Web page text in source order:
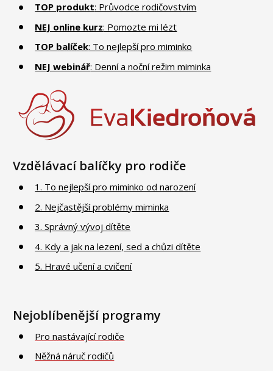
TOP produkt: Průvodce rodičovstvím
NEJ online kurz: Pomozte mi lézt
TOP balíček: To nejlepší pro miminko
NEJ webinář: Denní a noční režim miminka
Vzdělávací balíčky pro rodiče
1. To nejlepší pro miminko od narození
2. Nejčastější problémy miminka
3. Správný vývoj dítěte
4. Kdy a jak na lezení, sed a chůzi dítěte
5. Hravé učení a cvičení
Nejoblíbenější programy
Pro nastávající rodiče
Něžná náruč rodičů